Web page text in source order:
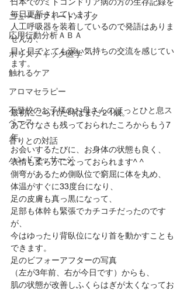
ニューロフィードバック
応用行動分析ＡＢＡ
ホリスティック医学
触れるケア
アロマセラピー
不登校のお子様のお母さんのほっとひと息ス
ペース
香りとの対話
ハンドマッサージ
毎日更新されています。
人工呼吸器を装着しているので発語はありま
せんが、
目と目でとても深い気持ちの交流を感じてい
ます。
最初にこられた時はまだ２1歳。
あどけなさも残っておられたころからもう7
年。
お会いするたびに、お身体の状態も良く、
表情も柔らかになっておられます^ ^
側弯があるため側臥位で窮屈に体を丸め、
体温がすぐに33度台になり、
足の皮膚も真っ黒になって、
足部も体幹も緊張でカチコチだったのです
が、
今はゆったり背臥位になり首を動かすことも
できます。
足のビフォーアフターの写真
（左が3年前、右が今日です）からも、
肌の状態が改善しふくらはぎが太くなってお